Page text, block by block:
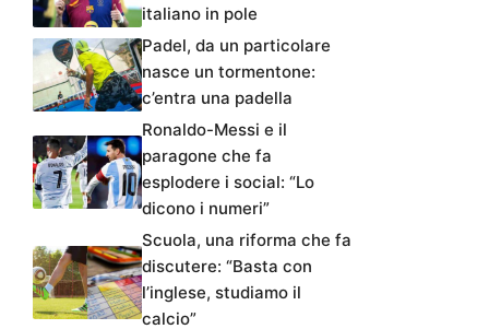
italiano in pole
Padel, da un particolare
nasce un tormentone:
c’entra una padella
Ronaldo-Messi e il
paragone che fa
esplodere i social: “Lo
dicono i numeri”
Scuola, una riforma che fa
discutere: “Basta con
l’inglese, studiamo il
calcio”